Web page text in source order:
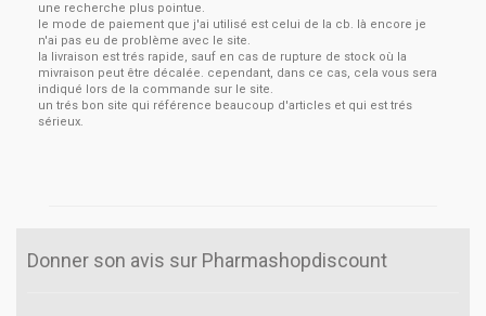
une recherche plus pointue.
le mode de paiement que j'ai utilisé est celui de la cb. là encore je
n'ai pas eu de problème avec le site.
la livraison est trés rapide, sauf en cas de rupture de stock où la
mivraison peut être décalée. cependant, dans ce cas, cela vous sera
indiqué lors de la commande sur le site.
un trés bon site qui référence beaucoup d'articles et qui est trés
sérieux.
Donner son avis sur Pharmashopdiscount